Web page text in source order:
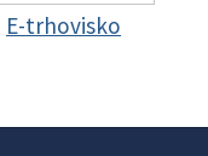
E-trhovisko